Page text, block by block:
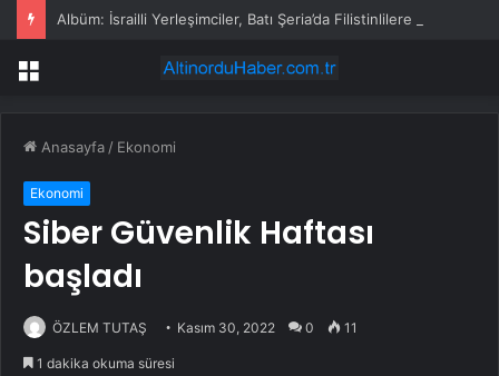
Menü
Anasayfa / Ekonomi
Ekonomi
Siber Güvenlik Haftası
başladı
ÖZLEM TUTAŞ Kasım 30, 2022 0 11
1 dakika okuma süresi